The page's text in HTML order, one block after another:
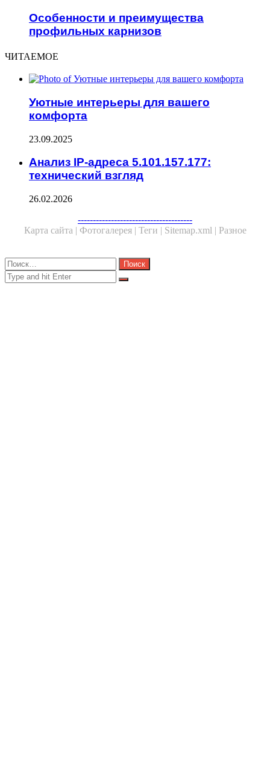
Особенности и преимущества
профильных карнизов
ЧИТАЕМОЕ
Уютные интерьеры для вашего
комфорта
23.09.2025
Анализ IP-адреса 5.101.157.177:
технический взгляд
26.02.2026
--------------------------------------
Карта сайта | Фотогалерея | Теги | Sitemap.xml | Разное
Close
Найти:
Close
Search